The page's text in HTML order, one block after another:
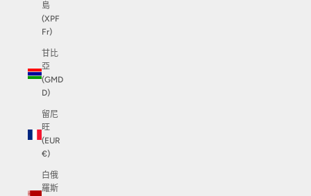
島
(XPF
Fr)
甘比
亞
(GMD
D)
留尼
旺
(EUR
€)
白俄
羅斯